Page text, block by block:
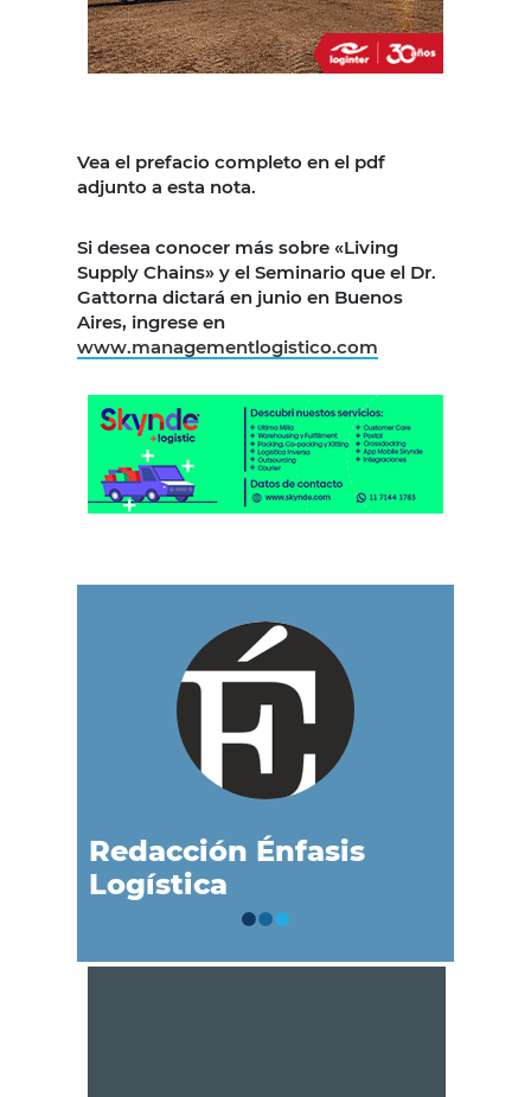
Vea el prefacio completo en el pdf
adjunto a esta nota.
Si desea conocer más sobre «Living
Supply Chains» y el Seminario que el Dr.
Gattorna dictará en junio en Buenos
Aires, ingrese en
www.managementlogistico.com
Redacción Énfasis
Logística